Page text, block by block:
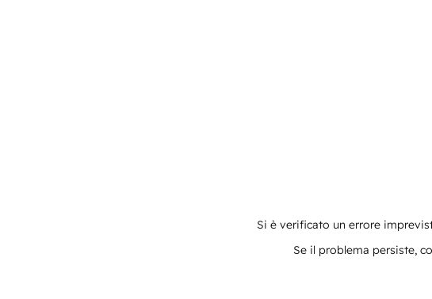
Si è verificato un errore
Se il problema persiste,